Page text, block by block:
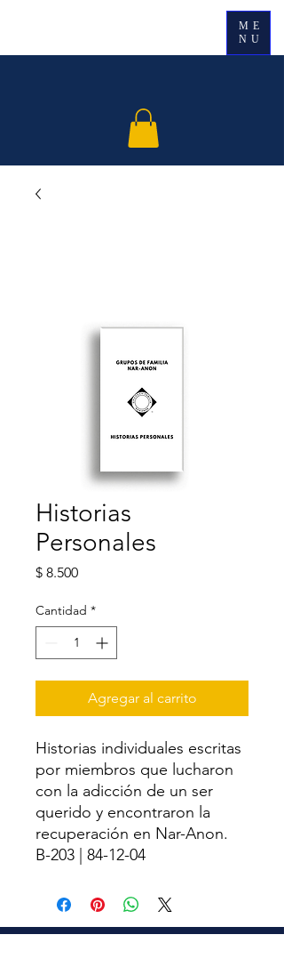
ME
NU
Historias
Personales
$ 8.500Precio
Cantidad *
Agregar al carrito
Historias individuales escritas
por miembros que lucharon
con la adicción de un ser
querido y encontraron la
recuperación en Nar-Anon.
B-203 | 84-12-04